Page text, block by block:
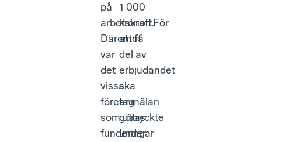
på
arbetskraft.
Däremot
var
det
vissa
företag
som uttryckte
funderingar
1 000
kronor. För
att få
del av
erbjudandet
ska
anmälan
göras
under